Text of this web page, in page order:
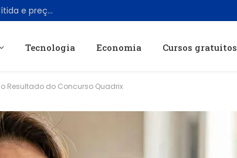
Viture lança óculos AR Pro 2 com imagem mais nítida e preço acessível de US$ 299
Tecnologia Economia Cursos gratuitos
Resultado do Concurso Quadrix